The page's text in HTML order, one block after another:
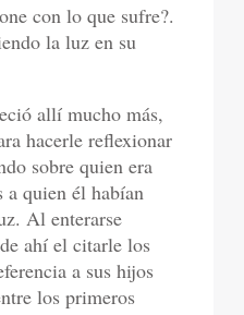
con lo que sufre?.
la luz en su
allí mucho más,
hacerle reflexionar
sobre quien era
a quien él habían
Al enterarse
ahí el citarle los
a sus hijos
los primeros